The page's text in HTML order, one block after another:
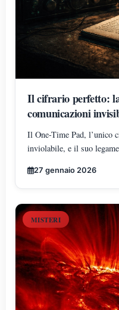
Il cifrario perfetto:
comunicazioni
Il One-Time Pad, l’unico
inviolabile, e il suo
radio.
27 gennaio 2026
MISTERI